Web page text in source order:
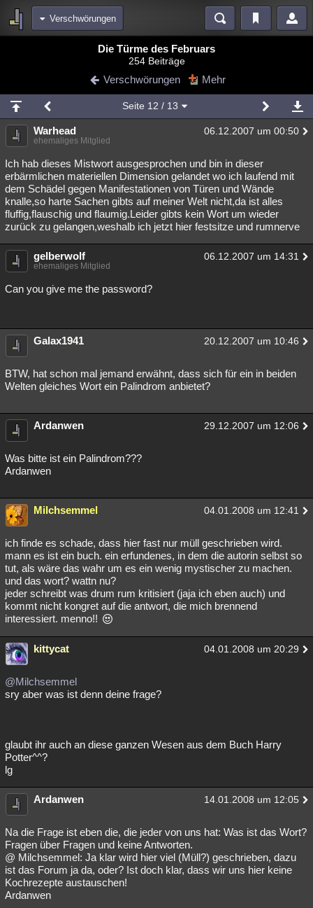
Verschwörungen
Blogs Videos
Chat Wiki Neuigkeiten
meine Rubriken
Menschen Mystery Kriminalfälle
Spiritualität Verschwörungen Technologie Ufologie
Natur Umfragen Unterhaltung
weitere Rubriken
Philosophie Träume Orte Esoterik Literatur
Astronomie Helpdesk Gaming Filme
Musik Clash Verbesserungen
Besucht Teilgenommen Alle Neue Geschlossen
Lesenswert
Die Türme des Februars
254 Beiträge
Verschwörungen Mehr
Seite 12 / 13
Warhead 06.12.2007 um 00:50
ehemaliges Mitglied
Ich hab dieses Mistwort ausgesprochen und bin in dieser
erbärmlichen materiellen Dimension gelandet wo ich laufend mit
dem Schädel gegen Manifestationen von Türen und Wände
knalle,so harte Sachen gibts auf meiner Welt nicht,da ist alles
fluffig,flauschig und flaumig.Leider gibts kein Wort um wieder
zurück zu gelangen,weshalb ich jetzt hier festsitze und rumnerve
gelberwolf 06.12.2007 um 14:31
ehemaliges Mitglied
Can you give me the password?
Galax1941 20.12.2007 um 10:46
BTW, hat schon mal jemand erwähnt, dass sich für ein in beiden
Welten gleiches Wort ein Palindrom anbietet?
Ardanwen 29.12.2007 um 12:06
Was bitte ist ein Palindrom???
Ardanwen
Milchsemmel 04.01.2008 um 12:41
ich finde es schade, dass hier fast nur müll geschrieben wird.
mann es ist ein buch. ein erfundenes, in dem die autorin selbst so
tut, als wäre das wahr um es ein wenig mystischer zu machen.
und das wort? wattn nu?
jeder schreibt was drum rum kritisiert (jaja ich eben auch) und
kommt nicht kongret auf die antwort, die mich brennend
interessiert. menno!!
kittycat 04.01.2008 um 20:29
@Milchsemmel
sry aber was ist denn deine frage?
glaubt ihr auch an diese ganzen Wesen aus dem Buch Harry
Potter^^?
lg
Ardanwen 14.01.2008 um 12:05
Na die Frage ist eben die, die jeder von uns hat: Was ist das Wort?
Fragen über Fragen und keine Antworten.
@ Milchsemmel: Ja klar wird hier viel (Müll?) geschrieben, dazu
ist das Forum ja da, oder? Ist doch klar, dass wir uns hier keine
Kochrezepte austauschen!
Ardanwen